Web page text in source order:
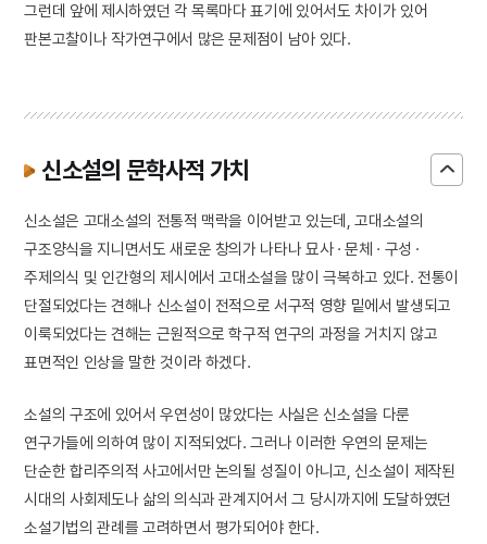
그런데 앞에 제시하였던 각 목록마다 표기에 있어서도 차이가 있어
판본고찰이나 작가연구에서 많은 문제점이 남아 있다.
신소설의 문학사적 가치
신소설은 고대소설의 전통적 맥락을 이어받고 있는데, 고대소설의
구조양식을 지니면서도 새로운 창의가 나타나 묘사 · 문체 · 구성 ·
주제의식 및 인간형의 제시에서 고대소설을 많이 극복하고 있다. 전통이
단절되었다는 견해나 신소설이 전적으로 서구적 영향 밑에서 발생되고
이룩되었다는 견해는 근원적으로 학구적 연구의 과정을 거치지 않고
표면적인 인상을 말한 것이라 하겠다.
소설의 구조에 있어서 우연성이 많았다는 사실은 신소설을 다룬
연구가들에 의하여 많이 지적되었다. 그러나 이러한 우연의 문제는
단순한 합리주의적 사고에서만 논의될 성질이 아니고, 신소설이 제작된
시대의 사회제도나 삶의 의식과 관계지어서 그 당시까지에 도달하였던
소설기법의 관례를 고려하면서 평가되어야 한다.